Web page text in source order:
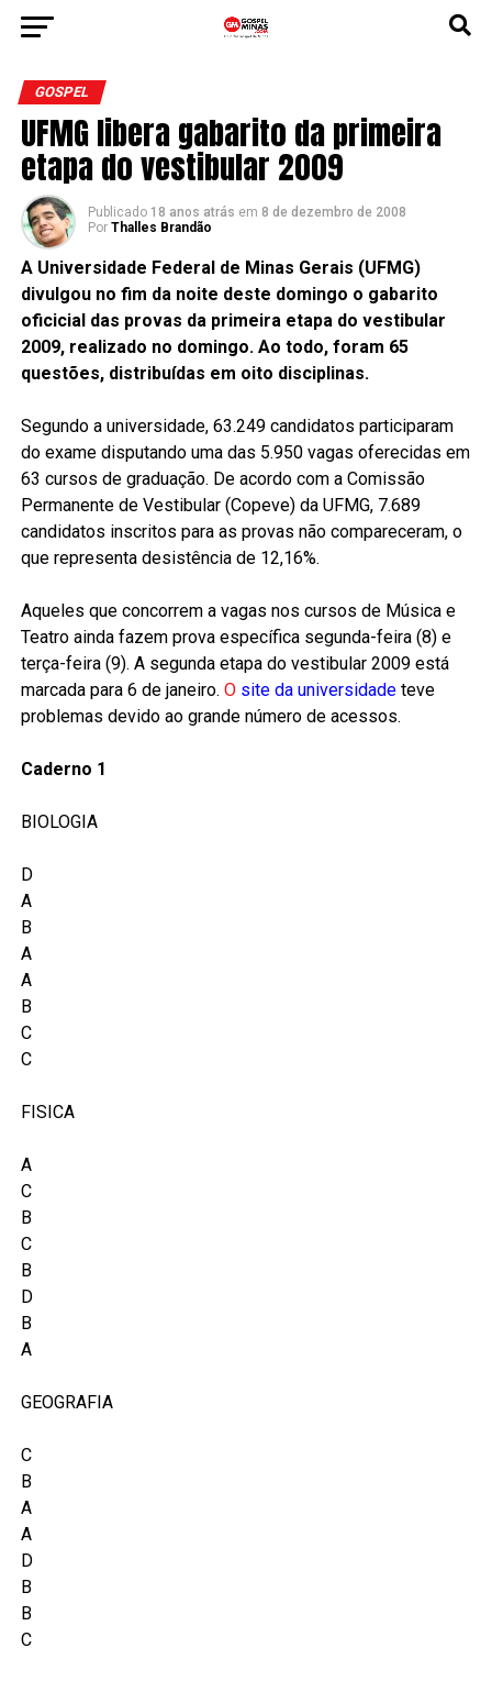
GOSPEL
UFMG libera gabarito da primeira
etapa do vestibular 2009
Publicado 18 anos atrás em 8 de dezembro de 2008
Por Thalles Brandão
A Universidade Federal de Minas Gerais (UFMG)
divulgou no fim da noite deste domingo o gabarito
oficicial das provas da primeira etapa do vestibular
2009, realizado no domingo. Ao todo, foram 65
questões, distribuídas em oito disciplinas.
Segundo a universidade, 63.249 candidatos participaram
do exame disputando uma das 5.950 vagas oferecidas em
63 cursos de graduação. De acordo com a Comissão
Permanente de Vestibular (Copeve) da UFMG, 7.689
candidatos inscritos para as provas não compareceram, o
que representa desistência de 12,16%.
Aqueles que concorrem a vagas nos cursos de Música e
Teatro ainda fazem prova específica segunda-feira (8) e
terça-feira (9). A segunda etapa do vestibular 2009 está
marcada para 6 de janeiro. O site da universidade teve
problemas devido ao grande número de acessos.
Caderno 1
BIOLOGIA
D
A
B
A
A
B
C
C
FISICA
A
C
B
C
B
D
B
A
GEOGRAFIA
C
B
A
A
D
B
B
C